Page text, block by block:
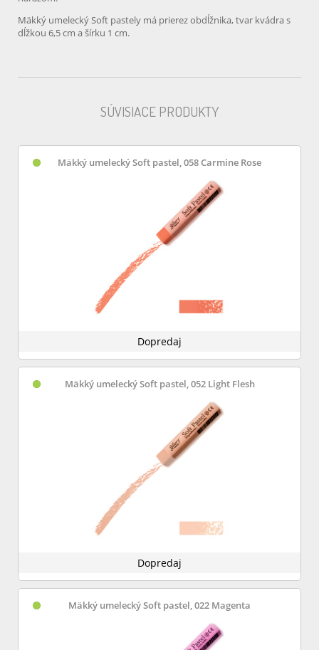
Mäkký umelecký Soft pastely má prierez obdĺžnika, tvar kvádra s
dĺžkou 6,5 cm a šírku 1 cm.
SÚVISIACE PRODUKTY
Mäkký umelecký Soft pastel, 058 Carmine Rose
Dopredaj
Mäkký umelecký Soft pastel, 052 Light Flesh
Dopredaj
Mäkký umelecký Soft pastel, 022 Magenta